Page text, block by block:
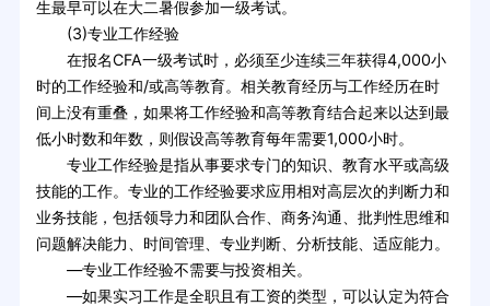
生最早可以在大二暑假参加一级考试。
(3)专业工作经验
在报名CFA一级考试时，必须至少连续三年获得4,000小
时的工作经验和/或高等教育。相关教育经历与工作经历在时
间上没有重叠，如果将工作经验和高等教育结合起来以达到最
低小时数和年数，则假设高等教育每年需要1,000小时。
专业工作经验是指从事要求专门的知识、教育水平或高级
技能的工作。专业的工作经验要求应用相对高层次的判断力和
业务技能，包括领导力和团队合作、商务沟通、批判性思维和
问题解决能力、时间管理、专业判断、分析技能、适应能力。
—专业工作经验不需要与投资相关。
—如果实习工作是全职且有工资的类型，可以认定为符合